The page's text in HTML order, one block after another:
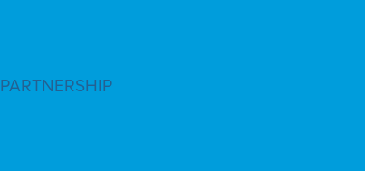
PARTNERSHIP